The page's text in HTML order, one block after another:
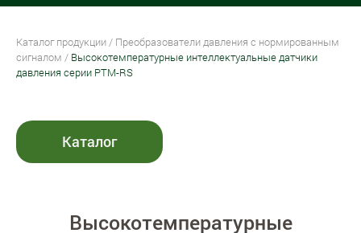
Каталог продукции/ Преобразователи давления с нормированным
сигналом / Высокотемпературные интеллектуальные датчики
давления серии PTM-RS
Каталог
Высокотемпературные